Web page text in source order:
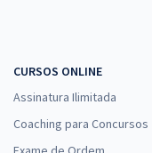
CURSOS ONLINE
Assinatura Ilimitada
Coaching para Concursos